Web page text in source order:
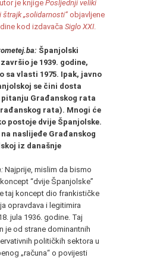
je knjige Posljednji veliki
štrajk „solidarnosti“objavljene
kod izdavača Siglo XXI.
Španjolski
je 1939. godine,
sa vlasti 1975. Ipak, javno
se čini dosta
pitanju Građanskog rata
rata). Mnogi će
postoje dvije Španjolske.
naslijeđe Građanskog
iz današnje
Najprije, mislim da bismo
“dvije Španjolske”
taj koncept dio frankističke
opravdava i legitimira
jula 1936. godine. Taj
je od strane dominantnih
političkih sektora u
„računa“ o povijesti